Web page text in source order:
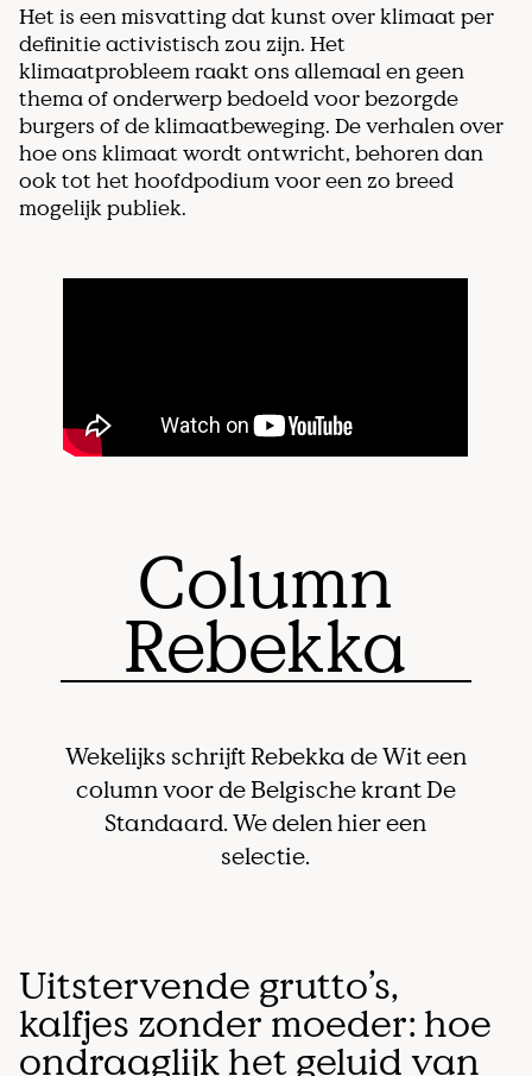
Het is een misvatting dat kunst over klimaat per
definitie activistisch zou zijn. Het
klimaatprobleem raakt ons allemaal en geen
thema of onderwerp bedoeld voor bezorgde
burgers of de klimaatbeweging. De verhalen over
hoe ons klimaat wordt ontwricht, behoren dan
ook tot het hoofdpodium voor een zo breed
mogelijk publiek.
Column
Rebekka
Wekelijks schrijft Rebekka de Wit een
column voor de Belgische krant De
Standaard. We delen hier een
selectie.
Uitstervende grutto’s,
kalfjes zonder moeder: hoe
ondraaglijk het geluid van